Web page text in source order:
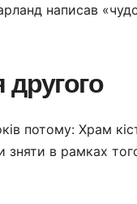
написав
другого
потому: Храм
зняти в рамках